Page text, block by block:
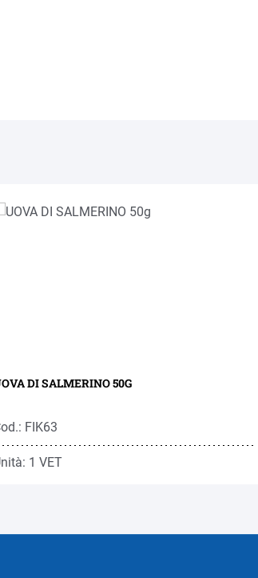
DI SALMERINO 50G
FIK63
1 VET